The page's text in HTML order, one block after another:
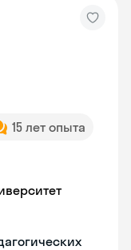
15 лет опыта